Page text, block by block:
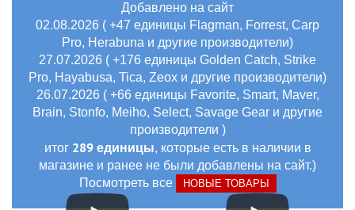
Добавлено на сайт
02.08.2026 ( +47 единицы Flagman, Forrest, Carp
Pro, Herabuna и другие производители)
27.07.2026 ( +176 единицы Golden Catch, Strike
Pro, Hayabusa, Tica, Zeox и другие производители)
26.07.2026 ( +66 единицы Favorite, Smart, Maver,
Brain, Stonfo, Meiho, Select, Savage Gear и другие
производители )
итог 289 единицы, которые есть в наличии в
магазине и ранее не были добавлены на сайт.)
Посмотреть все
НОВЫЕ ТОВАРЫ